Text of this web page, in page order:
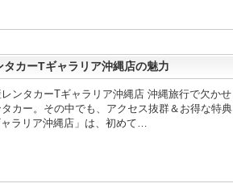
カーTギャラリア沖縄店の魅力
ンタカーTギャラリア沖縄店 沖縄旅行で欠かせ
カー。その中でも、アクセス抜群＆お得な特典
ラリア沖縄店」は、初めて…